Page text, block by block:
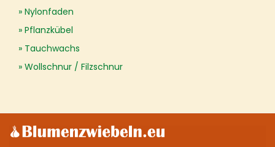
Nylonfaden
Pflanzkübel
Tauchwachs
Wollschnur / Filzschnur